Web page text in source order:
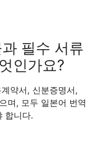
필수 서류
인가요?
약서, 신분증명서,
며, 모두 일본어 번역
합니다.